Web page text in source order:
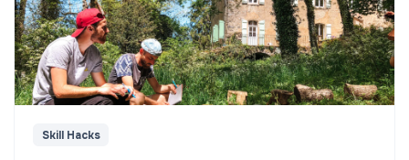
Skill Hacks